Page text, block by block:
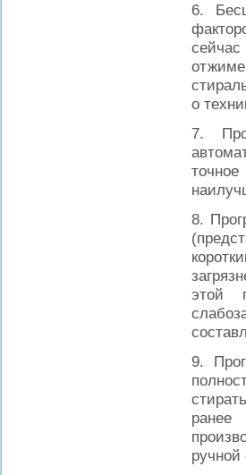
6.
о
7.
8.
этой
9.
ранее